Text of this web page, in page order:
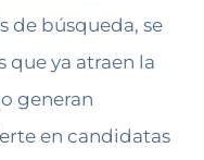
de búsqueda, se
que ya atraen la
generan
en candidatas